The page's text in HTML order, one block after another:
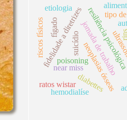
neoplasias ósseas
poisoning
near miss
fidelidade a diretrizesjornada de trabalho
resiliência
riscos físicos suicídio
diabettes
hemodialíse
ratos wistar
fígado rins
tipo
etiologia